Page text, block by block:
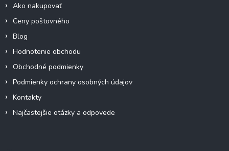
Ako nakupovať
Ceny poštovného
Blog
Hodnotenie obchodu
Obchodné podmienky
Podmienky ochrany osobných údajov
Kontakty
Najčastejšie otázky a odpovede